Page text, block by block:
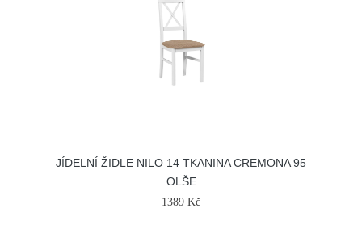
JÍDELNÍ ŽIDLE NILO 14 TKANINA CREMONA 95
OLŠE
1389 Kč